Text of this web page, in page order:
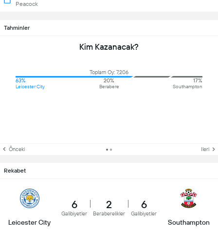
Peacock
Tahminler
Kim Kazanacak?
Toplam Oy: 7,206
63%
Leicester City
20%
Berabere
17%
Southampton
Önceki Ileri
Rekabet
Leicester City
6
Galibiyetler
2
Beraberelikler
6
Galibiyetler
Southampton